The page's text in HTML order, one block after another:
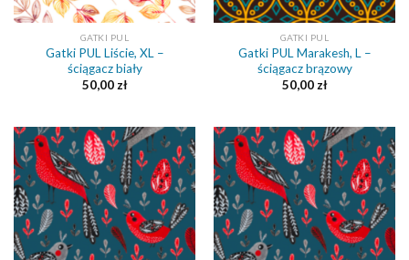
GATKI PUL
Gatki PUL Liście, XL –
ściągacz biały
50,00zł
GATKI PUL
Gatki PUL Marakesh, L –
ściągacz brązowy
50,00zł